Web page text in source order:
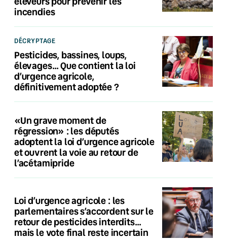
incendies
DÉCRYPTAGE
Pesticides, bassines, loups,
élevages… Que contient la loi
d’urgence agricole,
définitivement adoptée ?
«Un grave moment de
régression» : les députés
adoptent la loi d’urgence agricole
et ouvrent la voie au retour de
l’acétamipride
Loi d’urgence agricole : les
parlementaires s’accordent sur le
retour de pesticides interdits…
mais le vote final reste incertain